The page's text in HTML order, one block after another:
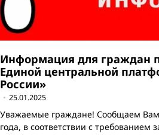
Информация для граждан
Единой центральной
России»
25.01.2025
Уважаемые граждане! Сообщаем
года, в соответствии с требованием